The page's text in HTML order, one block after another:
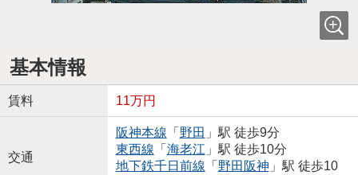
基本情報
賃料 11万円
交通
阪神本線 「 野田 」駅 徒歩9分
東西線 「 海老江 」駅 徒歩10分
地下鉄千日前線 「 野田阪神 」駅 徒歩10